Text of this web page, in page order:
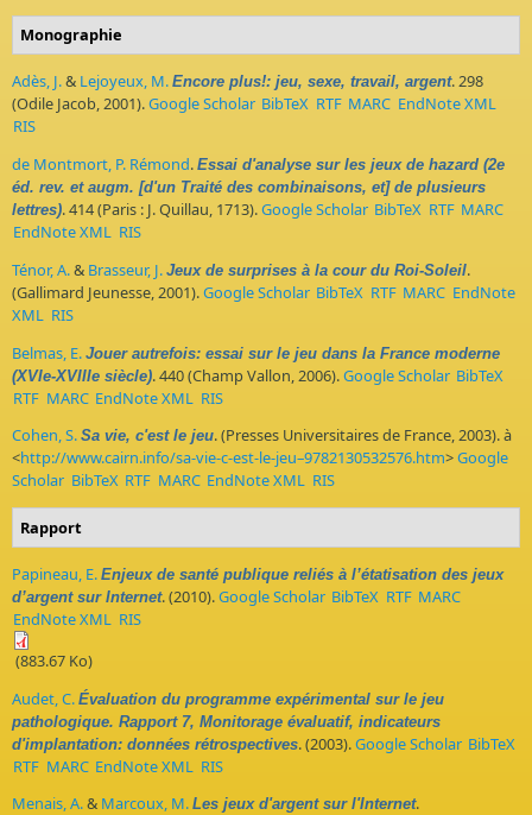
Monographie
Adès, J.& Lejoyeux, M. Encore plus!: jeu, sexe, travail, argent. 298
(Odile Jacob, 2001).Google Scholar BibTeX RTF MARC EndNote XML
RIS
de Montmort, P. Rémond. Essai d'analyse sur les jeux de hazard (2e
éd. rev. et augm. [d'un Traité des combinaisons, et] de plusieurs
lettres). 414 (Paris : J. Quillau, 1713).Google Scholar BibTeX RTF MARC
EndNote XML RIS
Ténor, A.& Brasseur, J. Jeux de surprises à la cour du Roi-Soleil.
(Gallimard Jeunesse, 2001).Google Scholar BibTeX RTF MARC EndNote
XML RIS
Belmas, E. Jouer autrefois: essai sur le jeu dans la France moderne
(XVIe-XVIIIe siècle). 440 (Champ Vallon, 2006).Google Scholar BibTeX
RTF MARC EndNote XML RIS
Cohen, S. Sa vie, c'est le jeu. (Presses Universitaires de France, 2003). à
<http://www.cairn.info/sa-vie-c-est-le-jeu–9782130532576.htm>Google
Scholar BibTeX RTF MARC EndNote XML RIS
Rapport
Papineau, E. Enjeux de santé publique reliés à l’étatisation des jeux
d’argent sur Internet. (2010).Google Scholar BibTeX RTF MARC
EndNote XML RIS
(883.67 Ko)
Audet, C. Évaluation du programme expérimental sur le jeu
pathologique. Rapport 7, Monitorage évaluatif, indicateurs
d'implantation: données rétrospectives. (2003).Google Scholar BibTeX
RTF MARC EndNote XML
RIS
Menais, A.& Marcoux, M. Les jeux d'argent sur l'Internet.